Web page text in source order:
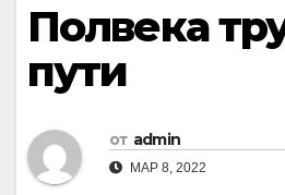
Полвека
пути
от admin
МАР 8, 2022